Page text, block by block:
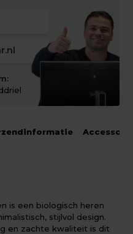
is een biologisch heren
stijlvol design.
en zachte kwaliteit is dit